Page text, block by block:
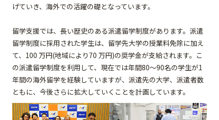
げていき、海外での活躍の礎となっています。
留学支援では、長い歴史のある派遣留学制度があります。派遣
留学制度に採用された学生は、留学先大学の授業料免除に加え
て、100 万円(地域により70 万円)の奨学金が支給されます。こ
の派遣留学制度を利用して、現在では年間80～90名の学生が1
年間の海外留学を経験していますが、派遣先の大学、派遣者数
ともに、今後さらに拡大していくことを計画しています。